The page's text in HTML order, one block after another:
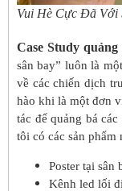
Vui Hè Cực Đã Với
Case Study
sân bay” luôn là
về các chiến dịch
hào khi là một đơn
tác để quảng bá
tôi có các sản phẩm
Poster tại sân
Kênh led lối